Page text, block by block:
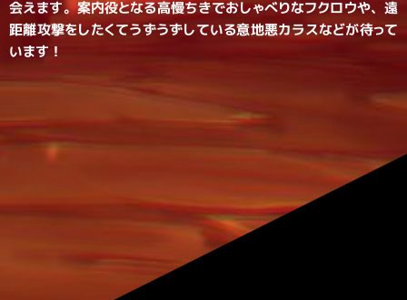
会えます。案内役となる高慢ちきでおしゃべりなフクロウや、遠
距離攻撃をしたくてうずうずしている意地悪カラスなどが待って
います！​